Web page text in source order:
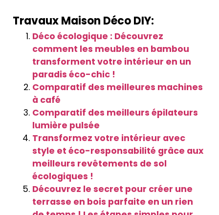
Travaux Maison Déco DIY:
Déco écologique : Découvrez
comment les meubles en bambou
transforment votre intérieur en un
paradis éco-chic !
Comparatif des meilleures machines
à café
Comparatif des meilleurs épilateurs
lumière pulsée
Transformez votre intérieur avec
style et éco-responsabilité grâce aux
meilleurs revêtements de sol
écologiques !
Découvrez le secret pour créer une
terrasse en bois parfaite en un rien